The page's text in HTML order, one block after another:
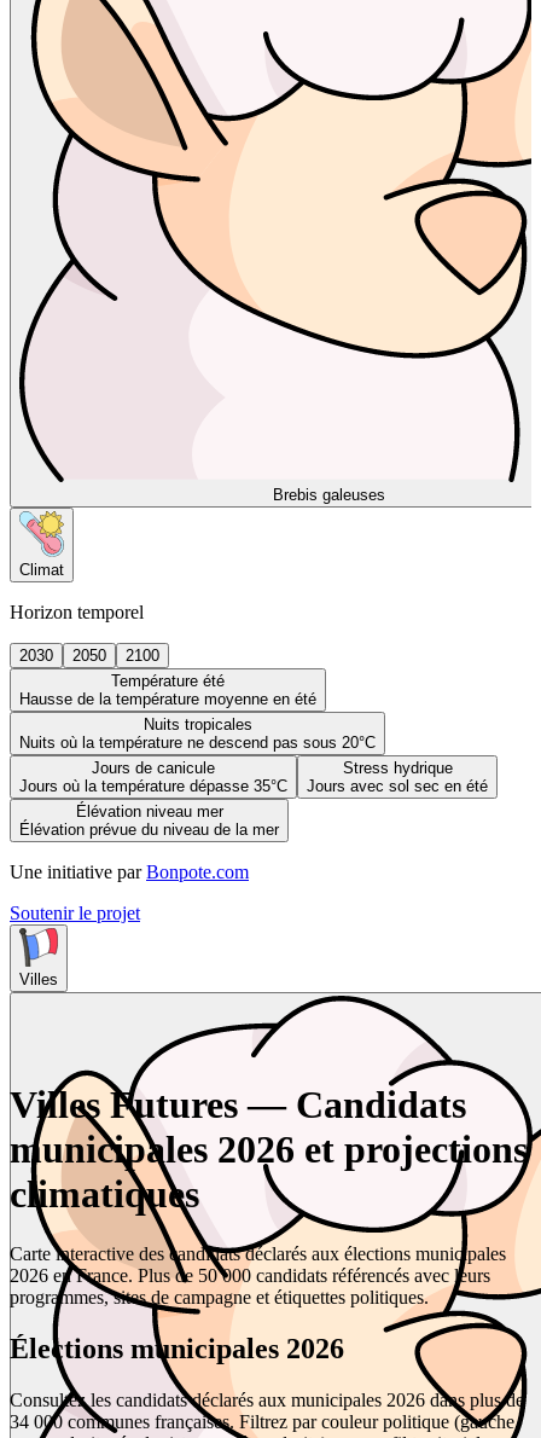
Brebis galeuses
Climat
Horizon temporel
2030 2050
2100
Température été
Hausse de la température moyenne en été
Nuits tropicales
Nuits où la température ne descend pas sous 20°C
Jours de canicule
Jours où la température dépasse 35°C
Stress hydrique
Jours avec sol sec en été
Élévation niveau mer
Élévation prévue du niveau de la mer
Une initiative par Bonpote.com
Soutenir le projet
Villes
Villes Futures — Candidats
municipales 2026 et projections
climatiques
Carte interactive des candidats déclarés aux élections municipales
2026 en France. Plus de 50 000 candidats référencés avec leurs
programmes, sites de campagne et étiquettes politiques.
Élections municipales 2026
Consultez les candidats déclarés aux municipales 2026 dans plus de
34 000 communes françaises. Filtrez par couleur politique (gauche,